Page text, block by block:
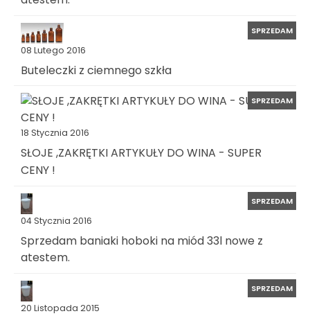
08 Lutego 2016
SPRZEDAM
Buteleczki z ciemnego szkła
18 Stycznia 2016
SPRZEDAM
SŁOJE ,ZAKRĘTKI ARTYKUŁY DO WINA - SUPER
CENY !
04 Stycznia 2016
SPRZEDAM
Sprzedam baniaki hoboki na miód 33l nowe z
atestem.
20 Listopada 2015
SPRZEDAM